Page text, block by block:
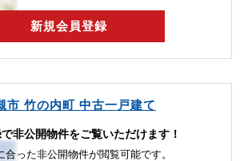
新規会員登録
市 竹の内町 中古一戸建て
非公開物件をご覧いただけます！
った非公開物件が閲覧可能です。